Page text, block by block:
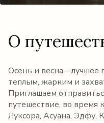
О
Осень и весна – лучшее
теплым, жарким и
Приглашаем
путешествие, во время
Луксора, Асуана, Эдфу,